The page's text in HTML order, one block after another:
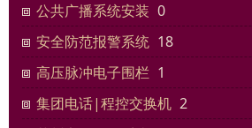
公共广播系统安装 0
安全防范报警系统 18
高压脉冲电子围栏 1
集团电话|程控交换机 2